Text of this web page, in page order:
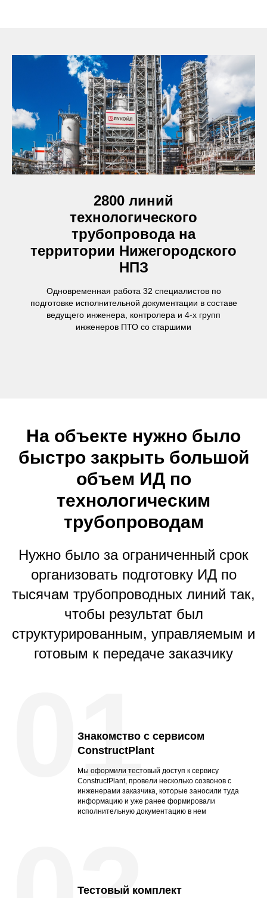
2800 линий
технологического
трубопровода на
территории Нижегородского
НПЗ
Одновременная работа 32 специалистов по
подготовке исполнительной документации в составе
ведущего инженера, контролера и 4-х групп
инженеров ПТО со старшими
На объекте нужно было
быстро закрыть большой
объем ИД по
технологическим
трубопроводам
Нужно было за ограниченный срок
организовать подготовку ИД по
тысячам трубопроводных линий так,
чтобы результат был
структурированным, управляемым и
готовым к передаче заказчику
Знакомство с сервисом
ConstructPlant
Мы оформили тестовый доступ к сервису
ConstructPlant, провели несколько созвонов с
инженерами заказчика, которые заносили туда
информацию и уже ранее формировали
исполнительную документацию в нем
01
Тестовый комплект